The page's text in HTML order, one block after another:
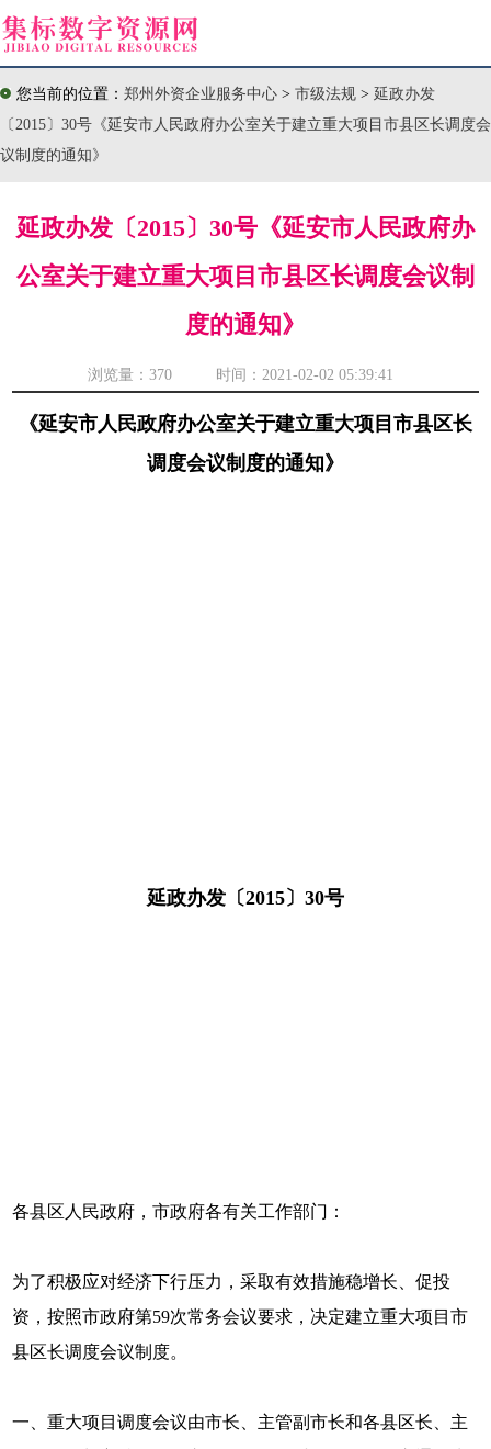
您当前的位置： 郑州外资企业服务中心 > 市级法规 > 延政办发
〔2015〕30号《延安市人民政府办公室关于建立重大项目市县区长调度会
议制度的通知》
延政办发〔2015〕30号《延安市人民政府办
公室关于建立重大项目市县区长调度会议制
度的通知》
浏览量： 370 时间：2021-02-02 05:39:41
《延安市人民政府办公室关于建立重大项目市县区长
调度会议制度的通知》
延政办发〔2015〕30号
各县区人民政府，市政府各有关工作部门：
为了积极应对经济下行压力，采取有效措施稳增长、促投
资，按照市政府第59次常务会议要求，决定建立重大项目市
县区长调度会议制度。
一、重大项目调度会议由市长、主管副市长和各县区长、主